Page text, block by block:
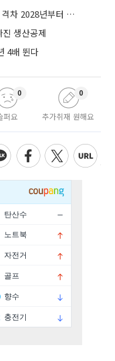
종부세 개편에도…1·3주택 종부세 격차 2028년부터 확대
생산공제
4배 뛴다
퍼요
0
추가취재 원해요
0